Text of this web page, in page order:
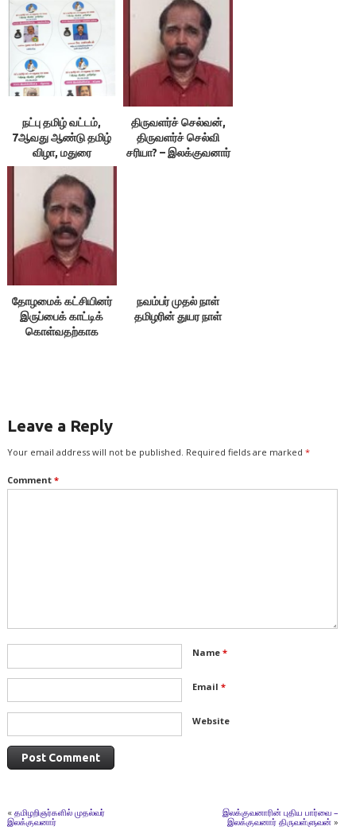
நட்பு தமிழ் வட்டம்,
7ஆவது ஆண்டு தமிழ்
விழா, மதுரை
திருவளர்ச் செல்வன்,
திருவளர்ச் செல்வி
சரியா? – இலக்குவனார்
தோழமைக் கட்சியினர்
இருப்பைக் காட்டிக்
கொள்வதற்காக
நவம்பர் முதல் நாள்
தமிழரின் துயர நாள்
Leave a Reply
Your email address will not be published. Required fields are marked *
Comment *
Name *
Email *
Website
« தமிழறிஞர்களில் முதல்வர்
இலக்குவனார்
இலக்குவனாரின் புதிய பார்வை –
இலக்குவனார் திருவள்ளுவன் »